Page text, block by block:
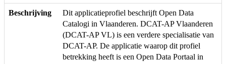
Beschrijving
Dit applicatieprofiel beschrijft Open Data
Catalogi in Vlaanderen. DCAT-AP Vlaanderen
(DCAT-AP VL) is een verdere specialisatie van
DCAT-AP. De applicatie waarop dit profiel
betrekking heeft is een Open Data Portaal in